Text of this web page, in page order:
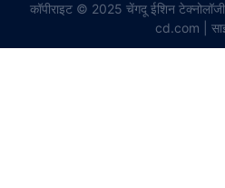
कॉपीराइट © 2025 चेंगदू ईशिन
cd.com |